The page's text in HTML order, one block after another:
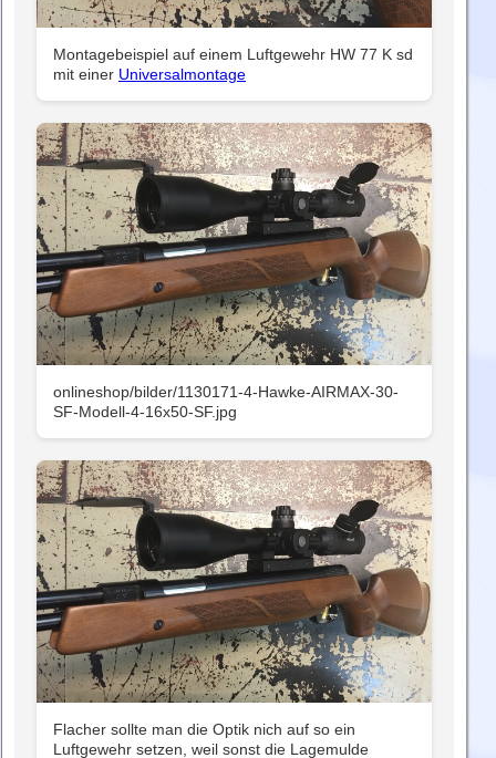
Montagebeispiel auf einem Luftgewehr HW 77 K sd
mit einer Universalmontage
onlineshop/bilder/1130171-4-Hawke-AIRMAX-30-
SF-Modell-4-16x50-SF.jpg
Flacher sollte man die Optik nich auf so ein
Luftgewehr setzen, weil sonst die Lagemulde